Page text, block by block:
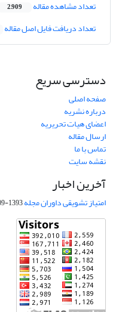
تعداد مشاهده مقاله 2,909
تعداد دریافت فایل اصل مقاله
دسترسی سریع
صفحه اصلی
درباره نشریه
اعضای هیات تحریریه
ارسال مقاله
تماس با ما
نقشه سایت
آخرین اخبار
امتیاز تشویقی داوران مجله1393-09-01